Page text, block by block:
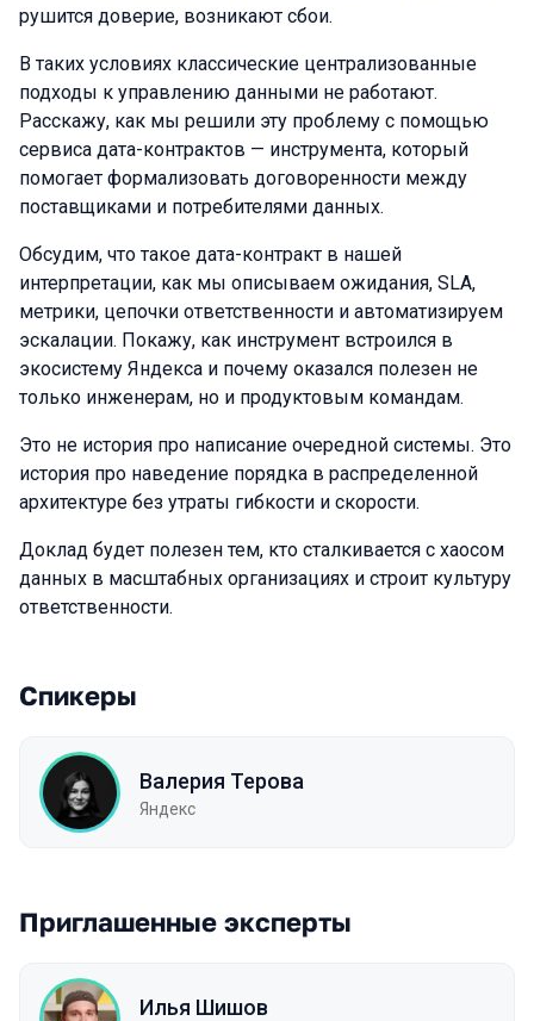
рушится доверие, возникают сбои.
В таких условиях классические централизованные
подходы к управлению данными не работают.
Расскажу, как мы решили эту проблему с помощью
сервиса дата-контрактов — инструмента, который
помогает формализовать договоренности между
поставщиками и потребителями данных.
Обсудим, что такое дата-контракт в нашей
интерпретации, как мы описываем ожидания, SLA,
метрики, цепочки ответственности и автоматизируем
эскалации. Покажу, как инструмент встроился в
экосистему Яндекса и почему оказался полезен не
только инженерам, но и продуктовым командам.
Это не история про написание очередной системы. Это
история про наведение порядка в распределенной
архитектуре без утраты гибкости и скорости.
Доклад будет полезен тем, кто сталкивается с хаосом
данных в масштабных организациях и строит культуру
ответственности.
Спикеры
Валерия Терова
Яндекс
Приглашенные эксперты
Илья Шишов